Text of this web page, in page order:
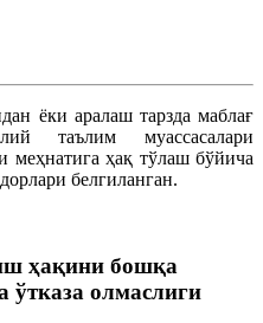
ёки аралаш тарзда маблағ
таълим муассасалари
меҳнатига ҳақ тўлаш бўйича
белгиланган.
ҳақини бошқа
ўтказа олмаслиги